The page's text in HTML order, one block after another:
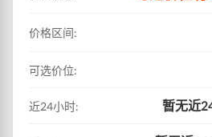
价格区间:
可选价位:
近24小时: 暂无近